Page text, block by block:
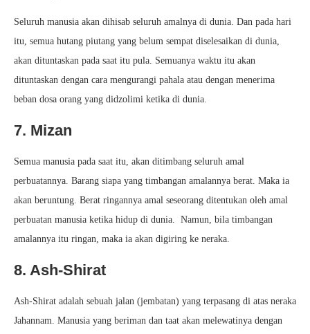
Seluruh manusia akan dihisab seluruh amalnya di dunia. Dan pada hari
itu, semua hutang piutang yang belum sempat diselesaikan di dunia,
akan dituntaskan pada saat itu pula. Semuanya waktu itu akan
dituntaskan dengan cara mengurangi pahala atau dengan menerima
beban dosa orang yang didzolimi ketika di dunia.
7. Mizan
Semua manusia pada saat itu, akan ditimbang seluruh amal
perbuatannya. Barang siapa yang timbangan amalannya berat. Maka ia
akan beruntung. Berat ringannya amal seseorang ditentukan oleh amal
perbuatan manusia ketika hidup di dunia. Namun, bila timbangan
amalannya itu ringan, maka ia akan digiring ke neraka.
8. Ash-Shirat
Ash-Shirat adalah sebuah jalan (jembatan) yang terpasang di atas neraka
Jahannam. Manusia yang beriman dan taat akan melewatinya dengan